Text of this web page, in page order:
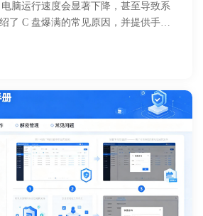
脑运行速度会显著下降，甚至导致系
了 C 盘爆满的常见原因，并提供手动
骤，包括清理 Temp 文件夹、Prefetch
磁盘清理工具的方法。通过遵循本文的
系统文件的风险。